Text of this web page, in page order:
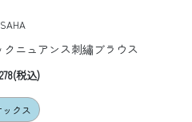
SAHA
クニュアンス刺繡ブラウス
税込)
クス